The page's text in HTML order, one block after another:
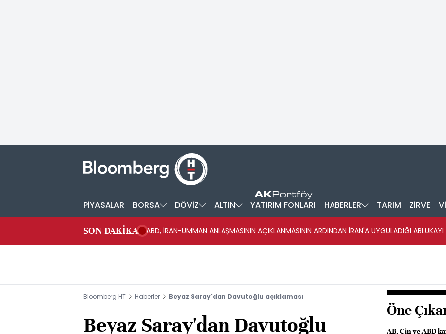
PİYASALAR BORSA DÖVİZ ALTIN YATIRIM FONLARI HABERLER TARIM ZİRVE
SON DAKİKA ABD, İRAN-UMMAN ANLAŞMASININ AÇIKLANMASININ ARDINDAN İRAN'A UYGULADIĞI ABLUKAYI
Bloomberg HT Haberler Beyaz Saray'dan Davutoğlu açıklaması
Beyaz Saray'dan Davutoğlu
Öne
AB, Çin ve ABD